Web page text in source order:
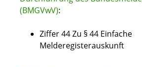
(BMGVwV):
Ziffer 44 Zu § 44 Einfache
Melderegisterauskunft